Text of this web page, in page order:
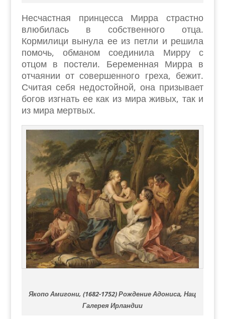
Несчастная принцесса Мирра страстно
влюбилась в собственного отца.
Кормилици вынула ее из петли и решила
помочь, обманом соединила Мирру с
отцом в постели. Беременная Мирра в
отчаянии от совершенного греха, бежит.
Считая себя недостойной, она призывает
богов изгнать ее как из мира живых, так и
из мира мертвых.
Якопо Амигони, (1682-1752) Рождение Адониса, Нац
Галерея Ирландии